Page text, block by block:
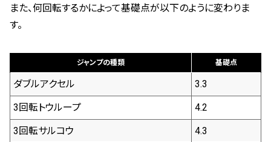
また、何回転するかによって基礎点が以下のように変わりま
す。
ジャンプの種類 基礎点
ダブルアクセル 3.3
3回転トウループ 4.2
3回転サルコウ 4.3